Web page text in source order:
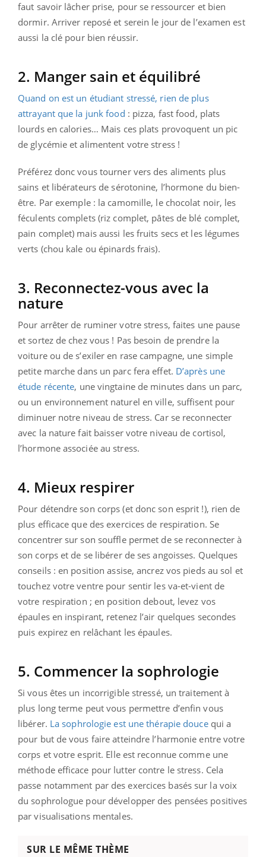
faut savoir lâcher prise, pour se ressourcer et bien
dormir. Arriver reposé et serein le jour de l’examen est
aussi la clé pour bien réussir.
2. Manger sain et équilibré
Quand on est un étudiant stressé, rien de plus
attrayant que la junk food : pizza, fast food, plats
lourds en calories… Mais ces plats provoquent un pic
de glycémie et alimentent votre stress !
Préférez donc vous tourner vers des aliments plus
sains et libérateurs de sérotonine, l’hormone du bien-
être. Par exemple : la camomille, le chocolat noir, les
féculents complets (riz complet, pâtes de blé complet,
pain complet) mais aussi les fruits secs et les légumes
verts (chou kale ou épinards frais).
3. Reconnectez-vous avec la
nature
Pour arrêter de ruminer votre stress, faites une pause
et sortez de chez vous ! Pas besoin de prendre la
voiture ou de s’exiler en rase campagne, une simple
petite marche dans un parc fera effet. D’après une
étude récente, une vingtaine de minutes dans un parc,
ou un environnement naturel en ville, suffisent pour
diminuer notre niveau de stress. Car se reconnecter
avec la nature fait baisser votre niveau de cortisol,
l’hormone associée au stress.
4. Mieux respirer
Pour détendre son corps (et donc son esprit !), rien de
plus efficace que des exercices de respiration. Se
concentrer sur son souffle permet de se reconnecter à
son corps et de se libérer de ses angoisses. Quelques
conseils : en position assise, ancrez vos pieds au sol et
touchez votre ventre pour sentir les va-et-vient de
votre respiration ; en position debout, levez vos
épaules en inspirant, retenez l’air quelques secondes
puis expirez en relâchant les épaules.
5. Commencer la sophrologie
Si vous êtes un incorrigible stressé, un traitement à
plus long terme peut vous permettre d’enfin vous
libérer. La sophrologie est une thérapie doucequi a
pour but de vous faire atteindre l’harmonie entre votre
corps et votre esprit. Elle est reconnue comme une
méthode efficace pour lutter contre le stress. Cela
passe notamment par des exercices basés sur la voix
du sophrologue pour développer des pensées positives
par visualisations mentales.
SUR LE MÊME THÈME